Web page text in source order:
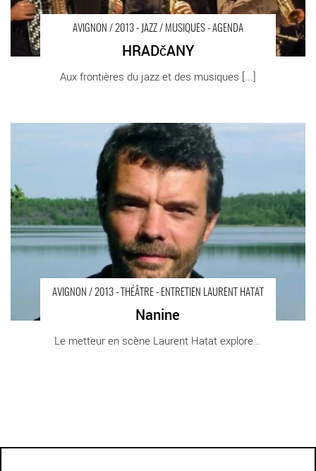
AVIGNON / 2013 - JAZZ / MUSIQUES - AGENDA
HRADčANY
Aux frontières du jazz et des musiques [...]
AVIGNON / 2013 - THÉÂTRE - ENTRETIEN LAURENT HATAT
Nanine
Le metteur en scène Laurent Hatat explore le [...]
Nanine - Critique sortie Avignon / 2013 Avignon PRESENCE
PASTEUR-SALLE MARIE GERARD